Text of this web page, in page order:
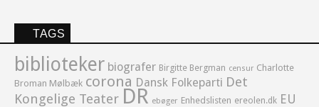
TAGS
biblioteker biografer Birgitte Bergman censur Charlotte
Broman Mølbæk corona Dansk Folkeparti Det
Kongelige Teater DR ebøger Enhedslisten ereolen.dk EU